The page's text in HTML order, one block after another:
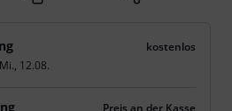
kostenlos
Mi., 12.08.
Preis an der Kasse